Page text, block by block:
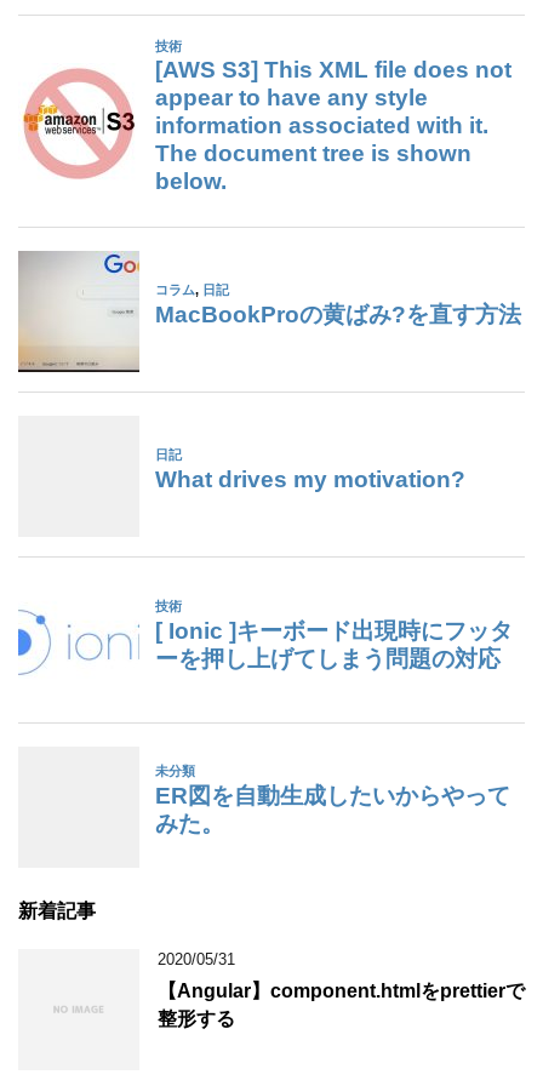
新着記事
2020/05/31
【Angular】component.htmlをprettierで
整形する